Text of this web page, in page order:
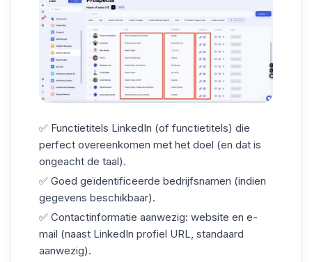
✅ Functietitels LinkedIn (of functietitels) die
perfect overeenkomen met het doel (en dat is
ongeacht de taal).
✅ Goed geïdentificeerde bedrijfsnamen (indien
gegevens beschikbaar).
✅ Contactinformatie aanwezig: website en e-
mail (naast LinkedIn profiel URL, standaard
aanwezig).